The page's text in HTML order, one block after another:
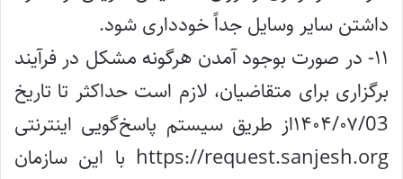
داشتن سایر وسایل جداً خودداری شود.
۱۱- در صورت بوجود آمدن هرگونه مشکل در فرآیند
برگزاری برای متقاضیان، لازم است حداکثر تا تاریخ
۱۴۰۴/۰۷/03از طریق سیستم پاسخ‌گویی اینترنتی
https://request.sanjesh.org با این سازمان